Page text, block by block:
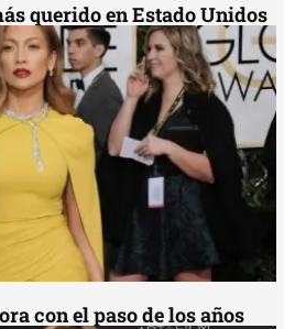
querido en Estado Unidos
con el paso de los años